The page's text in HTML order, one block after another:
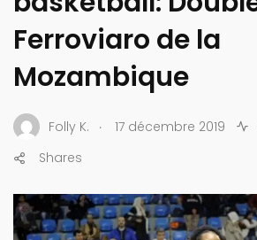
Ferroviaro de la
Mozambique
Folly K. . 17 décembre 2019
Shares